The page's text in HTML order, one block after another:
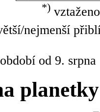
*)
nejmenší
od 9.